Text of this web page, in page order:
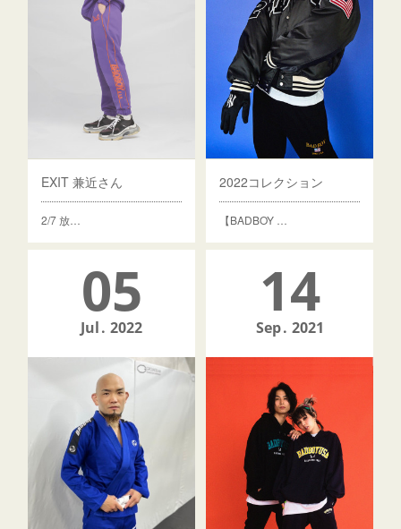
EXIT 兼近さん
2/7 放…
2022コレクション
【BADBOY …
05
Jul 2022
14
Sep 2021